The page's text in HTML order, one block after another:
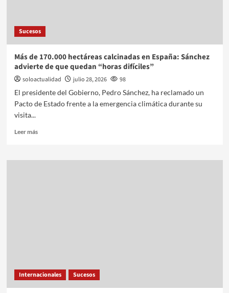
Sucesos
Más de 170.000 hectáreas calcinadas en España: Sánchez
advierte de que quedan “horas difíciles”
soloactualidad julio 28, 2026
98
El presidente del Gobierno, Pedro Sánchez, ha reclamado un
Pacto de Estado frente a la emergencia climática durante su
visita...
Leer más
Internacionales Sucesos